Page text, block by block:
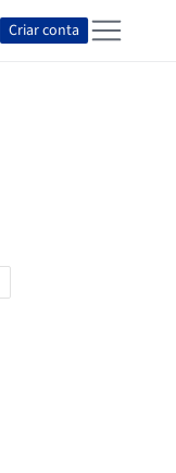
Criar conta